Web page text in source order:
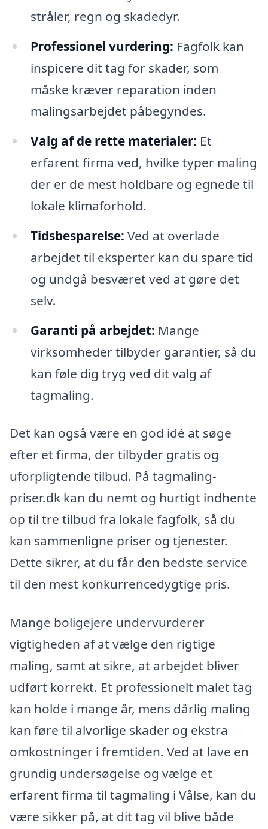
stråler, regn og skadedyr.
Professionel vurdering: Fagfolk kan
inspicere dit tag for skader, som
måske kræver reparation inden
malingsarbejdet påbegyndes.
Valg af de rette materialer: Et
erfarent firma ved, hvilke typer maling
der er de mest holdbare og egnede til
lokale klimaforhold.
Tidsbesparelse: Ved at overlade
arbejdet til eksperter kan du spare tid
og undgå besværet ved at gøre det
selv.
Garanti på arbejdet: Mange
virksomheder tilbyder garantier, så du
kan føle dig tryg ved dit valg af
tagmaling.
Det kan også være en god idé at søge
efter et firma, der tilbyder gratis og
uforpligtende tilbud. På tagmaling-
priser.dk kan du nemt og hurtigt indhente
op til tre tilbud fra lokale fagfolk, så du
kan sammenligne priser og tjenester.
Dette sikrer, at du får den bedste service
til den mest konkurrencedygtige pris.
Mange boligejere undervurderer
vigtigheden af at vælge den rigtige
maling, samt at sikre, at arbejdet bliver
udført korrekt. Et professionelt malet tag
kan holde i mange år, mens dårlig maling
kan føre til alvorlige skader og ekstra
omkostninger i fremtiden. Ved at lave en
grundig undersøgelse og vælge et
erfarent firma til tagmaling i Vålse, kan du
være sikker på, at dit tag vil blive både